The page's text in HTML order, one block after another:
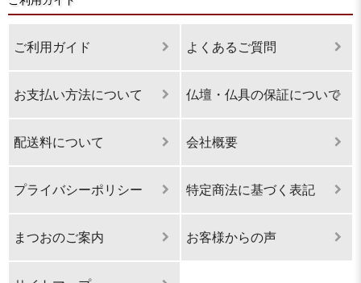
ご利用ガイド よくあるご質問
お支払い方法について 仏壇・仏具の保証について
配送料について 会社概要
プライバシーポリシー 特定商法に基づく表記
まつおのご案内 お客様からの声